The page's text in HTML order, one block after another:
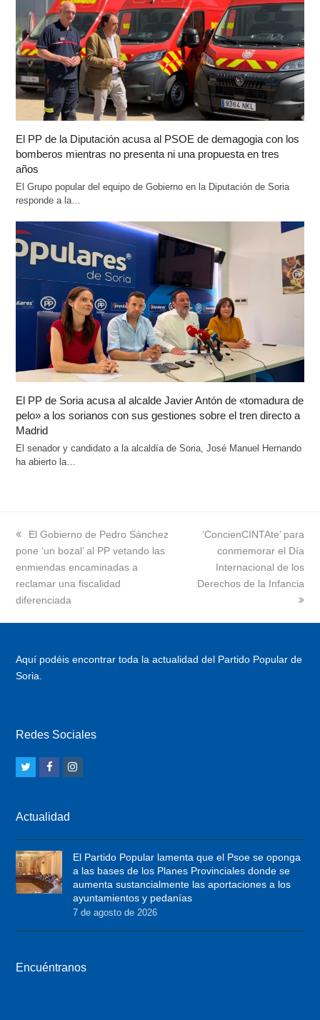
El PP de la Diputación acusa al PSOE de demagogia con los
bomberos mientras no presenta ni una propuesta en tres
años
El Grupo popular del equipo de Gobierno en la Diputación de Soria
responde a la…
El PP de Soria acusa al alcalde Javier Antón de «tomadura de
pelo» a los sorianos con sus gestiones sobre el tren directo a
Madrid
El senador y candidato a la alcaldía de Soria, José Manuel Hernando
ha abierto la…
previous
post:
El Gobierno de Pedro Sánchez
pone ‘un bozal’ al PP vetando las
enmiendas encaminadas a
reclamar una fiscalidad
diferenciada
next
post:
‘ConcienCINTAte’ para
conmemorar el Día
Internacional de los
Derechos de la Infancia
Aquí podéis encontrar toda la actualidad del Partido Popular de
Soria.
Redes Sociales
t
t
e
r
F
e
b
o
a
g
r
a
Actualidad
El Partido Popular lamenta que el Psoe se oponga
a las bases de los Planes Provinciales donde se
aumenta sustancialmente las aportaciones a los
ayuntamientos y pedanías
7 de agosto de 2026
Encuéntranos